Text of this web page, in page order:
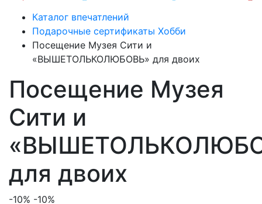
Каталог впечатлений
Подарочные сертификаты Хобби
Посещение Музея Сити и
«ВЫШЕТОЛЬКОЛЮБОВЬ» для двоих
Посещение Музея
Сити и
для двоих
-10% -10%